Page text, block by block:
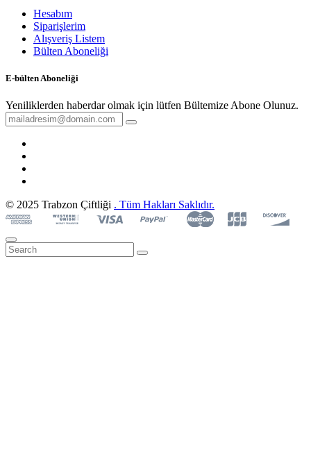
Hesabım
Siparişlerim
Alışveriş Listem
Bülten Aboneliği
E-bülten Aboneliği
Yeniliklerden haberdar olmak için lütfen Bültemize Abone Olunuz.
© 2025 Trabzon Çiftliği . Tüm Hakları Saklıdır.